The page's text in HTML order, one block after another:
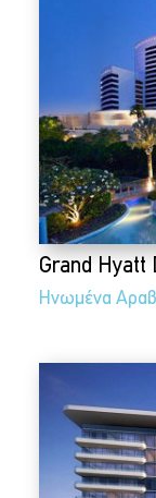
Grand Hyatt
Ηνωμένα